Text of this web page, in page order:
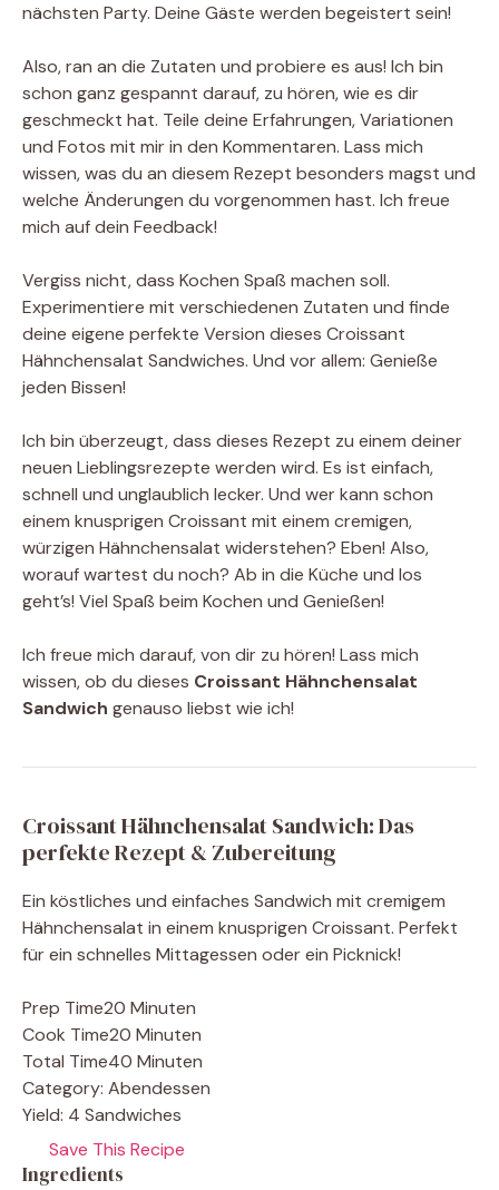
nächsten Party. Deine Gäste werden begeistert sein!
Also, ran an die Zutaten und probiere es aus! Ich bin
schon ganz gespannt darauf, zu hören, wie es dir
geschmeckt hat. Teile deine Erfahrungen, Variationen
und Fotos mit mir in den Kommentaren. Lass mich
wissen, was du an diesem Rezept besonders magst und
welche Änderungen du vorgenommen hast. Ich freue
mich auf dein Feedback!
Vergiss nicht, dass Kochen Spaß machen soll.
Experimentiere mit verschiedenen Zutaten und finde
deine eigene perfekte Version dieses Croissant
Hähnchensalat Sandwiches. Und vor allem: Genieße
jeden Bissen!
Ich bin überzeugt, dass dieses Rezept zu einem deiner
neuen Lieblingsrezepte werden wird. Es ist einfach,
schnell und unglaublich lecker. Und wer kann schon
einem knusprigen Croissant mit einem cremigen,
würzigen Hähnchensalat widerstehen? Eben! Also,
worauf wartest du noch? Ab in die Küche und los
geht’s! Viel Spaß beim Kochen und Genießen!
Ich freue mich darauf, von dir zu hören! Lass mich
wissen, ob du dieses Croissant Hähnchensalat
Sandwich genauso liebst wie ich!
Croissant Hähnchensalat Sandwich: Das
perfekte Rezept & Zubereitung
Ein köstliches und einfaches Sandwich mit cremigem
Hähnchensalat in einem knusprigen Croissant. Perfekt
für ein schnelles Mittagessen oder ein Picknick!
Prep Time20 Minuten
Cook Time20 Minuten
Total Time40 Minuten
Category: Abendessen
Yield: 4 Sandwiches
Save This Recipe
Ingredients